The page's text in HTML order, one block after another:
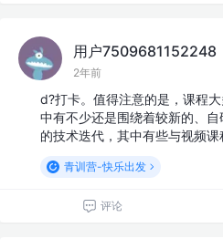
用户7509681152248
2年前
d?打卡。值得注意的是，课程
中有不少还是围绕着较新的、
的技术迭代，其中有些与视频课
青训营-快乐出发
评论